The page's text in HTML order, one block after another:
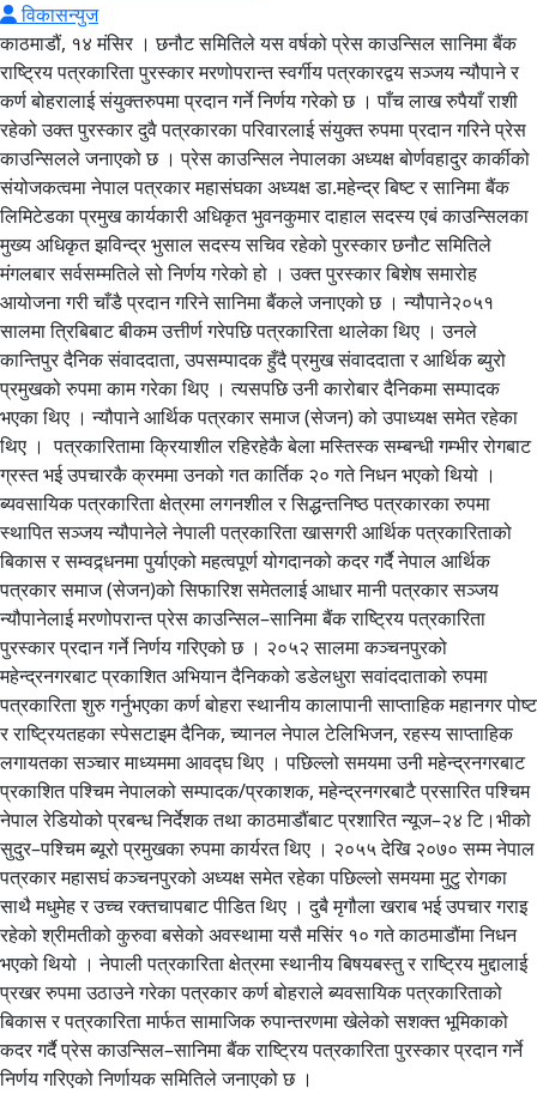
विकासन्युज
काठमाडौं, १४ मंसिर । छनौट समितिले यस वर्षको प्रेस काउन्सिल सानिमा बैंक
राष्ट्रिय पत्रकारिता पुरस्कार मरणोपरान्त स्वर्गीय पत्रकारद्वय सञ्जय न्यौपाने र
कर्ण बोहरालाई संयुक्तरुपमा प्रदान गर्ने निर्णय गरेको छ । पाँच लाख रुपैयाँ राशी
रहेको उक्त पुरस्कार दुवै पत्रकारका परिवारलाई संयुक्त रुपमा प्रदान गरिने प्रेस
काउन्सिलले जनाएको छ । प्रेस काउन्सिल नेपालका अध्यक्ष बोर्णवहादुर कार्कीको
संयोजकत्वमा नेपाल पत्रकार महासंघका अध्यक्ष डा.महेन्द्र बिष्ट र सानिमा बैंक
लिमिटेडका प्रमुख कार्यकारी अधिकृत भुवनकुमार दाहाल सदस्य एबं काउन्सिलका
मुख्य अधिकृत झविन्द्र भुसाल सदस्य सचिव रहेको पुरस्कार छनौट समितिले
मंगलबार सर्वसम्मतिले सो निर्णय गरेको हो । उक्त पुरस्कार बिशेष समारोह
आयोजना गरी चाँडै प्रदान गरिने सानिमा बैंकले जनाएको छ । न्यौपाने२०५१
सालमा त्रिबिबाट बीकम उत्तीर्ण गरेपछि पत्रकारिता थालेका थिए । उनले
कान्तिपुर दैनिक संवाददाता, उपसम्पादक हुँदै प्रमुख संवाददाता र आर्थिक ब्युरो
प्रमुखको रुपमा काम गरेका थिए । त्यसपछि उनी कारोबार दैनिकमा सम्पादक
भएका थिए । न्यौपाने आर्थिक पत्रकार समाज (सेजन) को उपाध्यक्ष समेत रहेका
थिए । पत्रकारितामा क्रियाशील रहिरहेकै बेला मस्तिस्क सम्बन्धी गम्भीर रोगबाट
ग्रस्त भई उपचारकै क्रममा उनको गत कार्तिक २० गते निधन भएको थियो ।
ब्यवसायिक पत्रकारिता क्षेत्रमा लगनशील र सिद्धन्तनिष्ठ पत्रकारका रुपमा
स्थापित सञ्जय न्यौपानेले नेपाली पत्रकारिता खासगरी आर्थिक पत्रकारिताको
बिकास र सम्वद्र्धनमा पुर्याएको महत्वपूर्ण योगदानको कदर गर्दै नेपाल आर्थिक
पत्रकार समाज (सेजन)को सिफारिश समेतलाई आधार मानी पत्रकार सञ्जय
न्यौपानेलाई मरणोपरान्त प्रेस काउन्सिल–सानिमा बैंक राष्ट्रिय पत्रकारिता
पुरस्कार प्रदान गर्ने निर्णय गरिएको छ । २०५२ सालमा कञ्चनपुरको
महेन्द्रनगरबाट प्रकाशित अभियान दैनिकको डडेलधुरा सवांददाताको रुपमा
पत्रकारिता शुरु गर्नुभएका कर्ण बोहरा स्थानीय कालापानी साप्ताहिक महानगर पोष्ट
र राष्ट्रियतहका स्पेसटाइम दैनिक, च्यानल नेपाल टेलिभिजन, रहस्य साप्ताहिक
लगायतका सञ्चार माध्यममा आवद्घ थिए । पछिल्लो समयमा उनी महेन्द्रनगरबाट
प्रकाशित पश्चिम नेपालको सम्पादक/प्रकाशक, महेन्द्रनगरबाटै प्रसारित पश्चिम
नेपाल रेडियोको प्रबन्ध निर्देशक तथा काठमाडौंबाट प्रशारित न्यूज–२४ टि।भीको
सुदुर–पश्चिम ब्यूरो प्रमुखका रुपमा कार्यरत थिए । २०५५ देखि २०७० सम्म नेपाल
पत्रकार महासघं कञ्चनपुरको अध्यक्ष समेत रहेका पछिल्लो समयमा मुटु रोगका
साथै मधुमेह र उच्च रक्तचापबाट पीडित थिए । दुबै मृगौला खराब भई उपचार गराइ
रहेको श्रीमतीको कुरुवा बसेको अवस्थामा यसै मसिंर १० गते काठमाडौंमा निधन
भएको थियो । नेपाली पत्रकारिता क्षेत्रमा स्थानीय बिषयबस्तु र राष्ट्रिय मुद्दालाई
प्रखर रुपमा उठाउने गरेका पत्रकार कर्ण बोहराले ब्यवसायिक पत्रकारिताको
बिकास र पत्रकारिता मार्फत सामाजिक रुपान्तरणमा खेलेको सशक्त भूमिकाको
कदर गर्दै प्रेस काउन्सिल–सानिमा बैंक राष्ट्रिय पत्रकारिता पुरस्कार प्रदान गर्ने
निर्णय गरिएको निर्णायक समितिले जनाएको छ ।